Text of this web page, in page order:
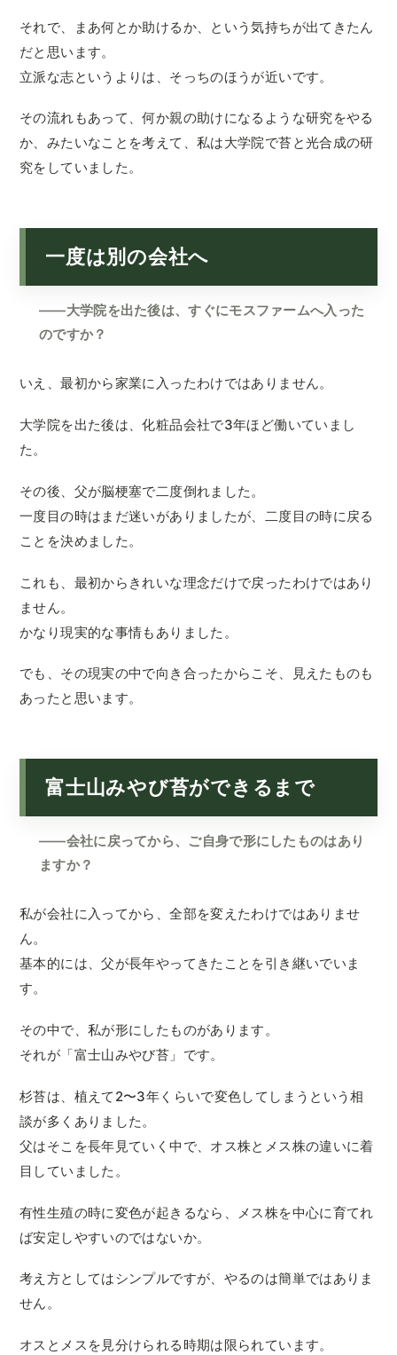
それで、まあ何とか助けるか、という気持ちが出てきたん
だと思います。
立派な志というよりは、そっちのほうが近いです。
その流れもあって、何か親の助けになるような研究をやる
か、みたいなことを考えて、私は大学院で苔と光合成の研
究をしていました。
一度は別の会社へ
——大学院を出た後は、すぐにモスファームへ入った
のですか？
いえ、最初から家業に入ったわけではありません。
大学院を出た後は、化粧品会社で3年ほど働いていまし
た。
その後、父が脳梗塞で二度倒れました。
一度目の時はまだ迷いがありましたが、二度目の時に戻る
ことを決めました。
これも、最初からきれいな理念だけで戻ったわけではあり
ません。
かなり現実的な事情もありました。
でも、その現実の中で向き合ったからこそ、見えたものも
あったと思います。
富士山みやび苔ができるまで
——会社に戻ってから、ご自身で形にしたものはあり
ますか？
私が会社に入ってから、全部を変えたわけではありませ
ん。
基本的には、父が長年やってきたことを引き継いでいま
す。
その中で、私が形にしたものがあります。
それが「富士山みやび苔」です。
杉苔は、植えて2〜3年くらいで変色してしまうという相
談が多くありました。
父はそこを長年見ていく中で、オス株とメス株の違いに着
目していました。
有性生殖の時に変色が起きるなら、メス株を中心に育てれ
ば安定しやすいのではないか。
考え方としてはシンプルですが、やるのは簡単ではありま
せん。
オスとメスを見分けられる時期は限られています。